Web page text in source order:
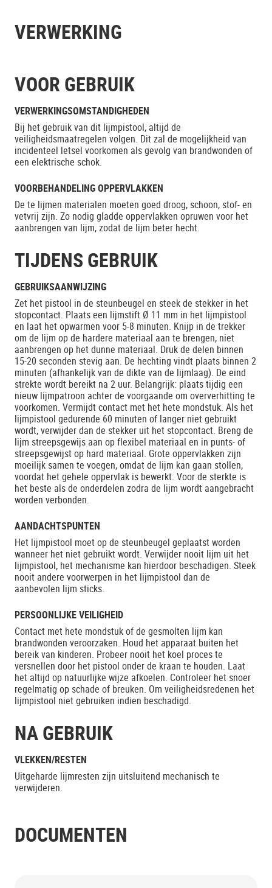
VERWERKING
VOOR GEBRUIK
VERWERKINGSOMSTANDIGHEDEN
Bij het gebruik van dit lijmpistool, altijd de
veiligheidsmaatregelen volgen. Dit zal de mogelijkheid van
incidenteel letsel voorkomen als gevolg van brandwonden of
een elektrische schok.
VOORBEHANDELING OPPERVLAKKEN
De te lijmen materialen moeten goed droog, schoon, stof- en
vetvrij zijn. Zo nodig gladde oppervlakken opruwen voor het
aanbrengen van lijm, zodat de lijm beter hecht.
TIJDENS GEBRUIK
GEBRUIKSAANWIJZING
Zet het pistool in de steunbeugel en steek de stekker in het
stopcontact. Plaats een lijmstift Ø 11 mm in het lijmpistool
en laat het opwarmen voor 5-8 minuten. Knijp in de trekker
om de lijm op de hardere materiaal aan te brengen, niet
aanbrengen op het dunne materiaal. Druk de delen binnen
15-20 seconden stevig aan. De hechting vindt plaats binnen 2
minuten (afhankelijk van de dikte van de lijmlaag). De eind
strekte wordt bereikt na 2 uur. Belangrijk: plaats tijdig een
nieuw lijmpatroon achter de voorgaande om oververhitting te
voorkomen. Vermijdt contact met het hete mondstuk. Als het
lijmpistool gedurende 60 minuten of langer niet gebruikt
wordt, verwijder dan de stekker uit het stopcontact. Breng de
lijm streepsgewijs aan op flexibel materiaal en in punts- of
streepsgewijst op hard materiaal. Grote oppervlakken zijn
moeilijk samen te voegen, omdat de lijm kan gaan stollen,
voordat het gehele oppervlak is bewerkt. Voor de sterkte is
het beste als de onderdelen zodra de lijm wordt aangebracht
worden verbonden.
AANDACHTSPUNTEN
Het lijmpistool moet op de steunbeugel geplaatst worden
wanneer het niet gebruikt wordt. Verwijder nooit lijm uit het
lijmpistool, het mechanisme kan hierdoor beschadigen. Steek
nooit andere voorwerpen in het lijmpistool dan de
aanbevolen lijm sticks.
PERSOONLIJKE VEILIGHEID
Contact met hete mondstuk of de gesmolten lijm kan
brandwonden veroorzaken. Houd het apparaat buiten het
bereik van kinderen. Probeer nooit het koel proces te
versnellen door het pistool onder de kraan te houden. Laat
het altijd op natuurlijke wijze afkoelen. Controleer het snoer
regelmatig op schade of breuken. Om veiligheidsredenen het
lijmpistool niet gebruiken indien beschadigd.
NA GEBRUIK
VLEKKEN/RESTEN
Uitgeharde lijmresten zijn uitsluitend mechanisch te
verwijderen.
DOCUMENTEN